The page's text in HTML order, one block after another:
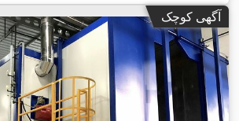
آگهی کوچک